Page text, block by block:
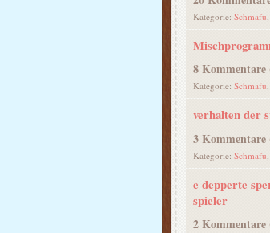
Kategorie: Schmafu
8 Kommentare
Kategorie: Schmafu
verhalten der
3 Kommentare
Kategorie: Schmafu
e depperte
spieler
2 Kommentare